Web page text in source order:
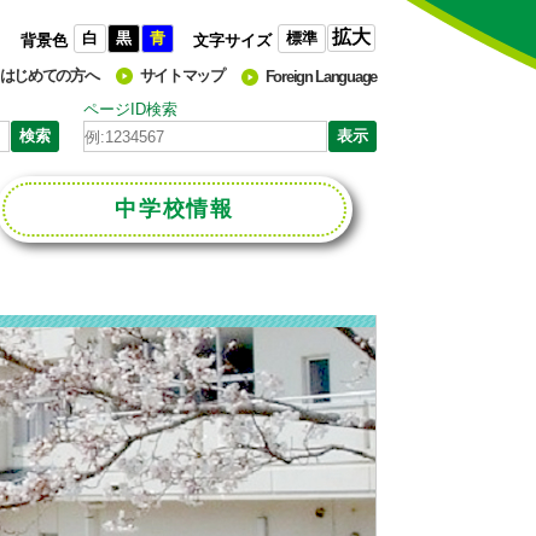
背景色 白 黒 青 文字サイズ 標準 拡大
はじめての方へ サイトマップ
Foreign Language
ページID検索
中学校情報